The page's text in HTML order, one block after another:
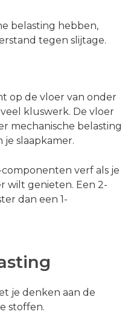
belasting hebben,
tegen slijtage.
op de vloer van onder
kluswerk. De vloer
mechanische belasting
slaapkamer.
verf als je
wilt genieten. Een 2-
dan een 1-
je denken aan de
stoffen.